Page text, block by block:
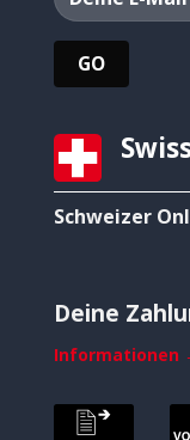
Schweizer
Deine
Informationen